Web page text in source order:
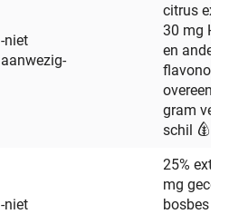
-niet
aanwezig-
citrus
30 mg
en
overeen
gram
schil
-niet
25%
mg
bosbes